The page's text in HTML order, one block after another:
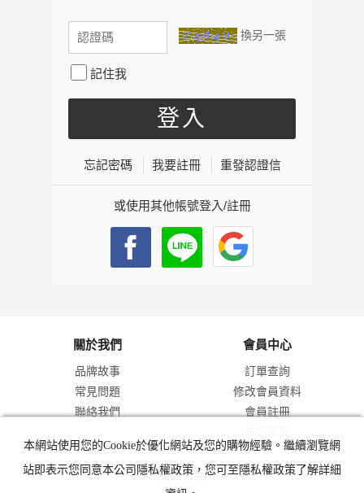
換另一張
記住我
忘記密碼 我要註冊 重發認證信
或使用其他帳號登入/註冊
關於我們
品牌故事
常見問題
聯絡我們
會員中心
訂單查詢
修改會員資料
會員註冊
商品分類
本網站使用您的Cookie於優化網站及您的購物經驗。繼續瀏覽網
站即表示您同意本公司隱私權政策，您可至隱私權政策了解詳細